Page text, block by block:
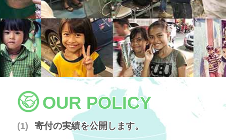
OUR POLICY
寄付の実績を公開します。